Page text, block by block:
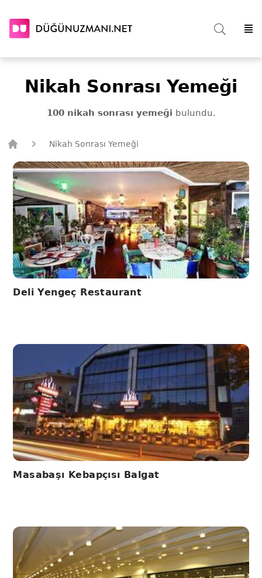
Nikah Sonrası Yemeği
100 nikah sonrası yemeği bulundu.
Nikah Sonrası Yemeği
Deli Yengeç Restaurant
Masabaşı Kebapçısı Balgat